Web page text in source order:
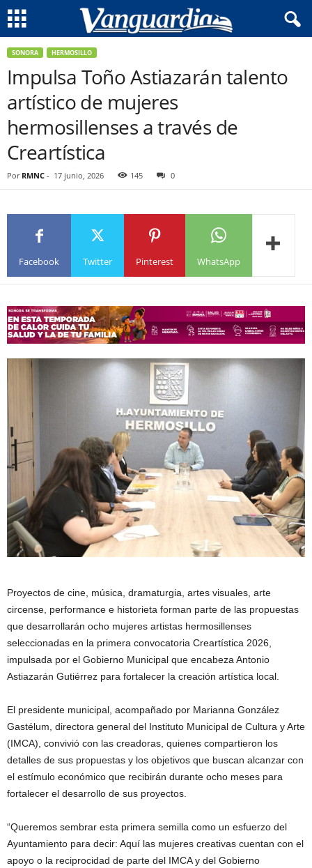
SONORA HERMOSILLO
Impulsa Toño Astiazarán talento
artístico de mujeres
hermosillenses a través de
Creartística
Por RMNC - 17 junio, 2026 145 0
Facebook Twitter Pinterest WhatsApp
Proyectos de cine, música, dramaturgia, artes visuales, arte
circense, performance e historieta forman parte de las propuestas
que desarrollarán ocho mujeres artistas hermosillenses
seleccionadas en la primera convocatoria Creartística 2026,
impulsada por el Gobierno Municipal que encabeza Antonio
Astiazarán Gutiérrez para fortalecer la creación artística local.
El presidente municipal, acompañado por Marianna González
Gastélum, directora general del Instituto Municipal de Cultura y Arte
(IMCA), convivió con las creadoras, quienes compartieron los
detalles de sus propuestas y los objetivos que buscan alcanzar con
el estímulo económico que recibirán durante ocho meses para
fortalecer el desarrollo de sus proyectos.
“Queremos sembrar esta primera semilla como un esfuerzo del
Ayuntamiento para decir: Aquí las mujeres creativas cuentan con el
apoyo o la reciprocidad de parte del IMCA y del Gobierno